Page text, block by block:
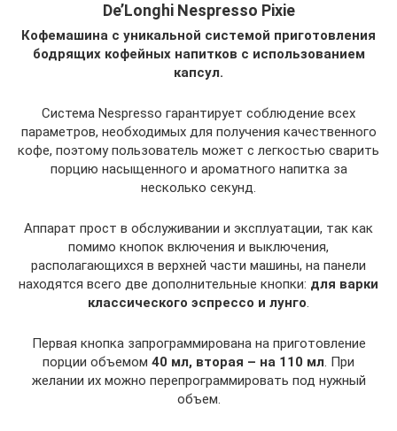
De’Longhi Nespresso Pixie
Кофемашина с уникальной системой приготовления
бодрящих кофейных напитков с использованием
капсул.
Система Nespresso гарантирует соблюдение всех
параметров, необходимых для получения качественного
кофе, поэтому пользователь может с легкостью сварить
порцию насыщенного и ароматного напитка за
несколько секунд.
Аппарат прост в обслуживании и эксплуатации, так как
помимо кнопок включения и выключения,
располагающихся в верхней части машины, на панели
находятся всего две дополнительные кнопки: для варки
классического эспрессо и лунго.
Первая кнопка запрограммирована на приготовление
порции объемом 40 мл, вторая – на 110 мл. При
желании их можно перепрограммировать под нужный
объем.